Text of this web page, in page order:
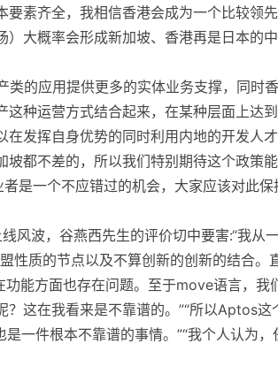
素齐全，我相信香港会成为一个比较领
大概率会形成新加坡、香港再是日本的
类的应用提供更多的实体业务支撑，同时香
种运营方式结合起来，在某种层面上达
发挥自身优势的同时利用内地的开发人
都不差的，所以我们特别期待这个政策
是一个不应错过的机会，大家应该对此保
风波，谷燕西先生的评价切中要害:“我从
性质的节点以及不算创新的创新的结合。
能方面也存在问题。至于move语言，我
这在我看来是不靠谱的。”“所以Aptos这
一件根本不靠谱的事情。”“我个人认为，